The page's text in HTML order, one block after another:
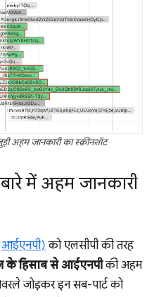
अहम जानकारी का स्क्रीनशॉट
बारे में अहम जानकारी
को एलसीपी की तरह
हिसाब से आईएनपीकी अहम
जोड़कर इन सब-पार्ट को